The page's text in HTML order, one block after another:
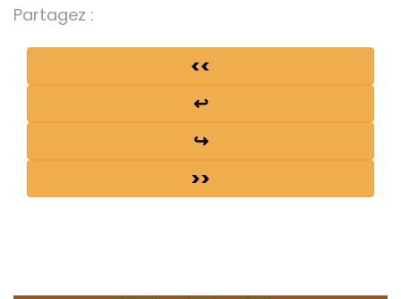
Partagez :
<<
↩
↪
>>